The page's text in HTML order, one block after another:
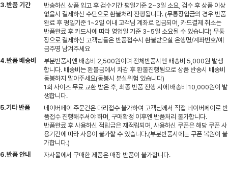
3.반품 기간
반송하신 상품 입고 후 검수기간 평일기준 2~3일 소요, 검수 후 상품 이상
없을시 결제하신 수단으로 환불처리 진행됩니다. (무통장입금의 경우 반품
완료 후 평일기준 1~2일 이내 고객님 계좌로 입금되며, 카드결제 취소는
반품완료 후 카드사에 따라 영업일 기준 3~5일 소요될 수 있습니다) 무통
장으로 결제하신 고객님들은 반품접수시 환불받으실 은행명/계좌번호/예
금주명 남겨주세요
4.반품 배송비
부분반품시엔 배송비 2,500원이며 전체반품시엔 배송비 5,000원 발생
합니다. 배송비는 환불금에서 차감 후 환불진행됨으로 상품 반송시 배송비
동봉하지 말아주세요(동봉시 분실위험 있습니다)
1회 사이즈 무료 교환 받은 후, 최종 반품 진행 시에 배송비 10,000원이 발
생합니다.
5.기타 반품
네이버페이 주문건은 대리접수 불가하여 고객님께서 직접 네이버페이로 반
품접수 진행해주셔야 하며, 구매확정 이후엔 반품처리 불가합니다.
반품완료 후 사용하신 적립금은 재적립되며, 사용하신 쿠폰은 해당 쿠폰 사
용기간에 따라 사용이 불가할 수 있습니다.(부분반품시에는 쿠폰 복원이 불
가합니다.)
6.반품 안내
자사몰에서 구매한 제품은 매장 반품이 불가합니다.